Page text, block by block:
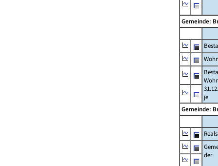
Gemeinde:
je
Gemeinde:
der